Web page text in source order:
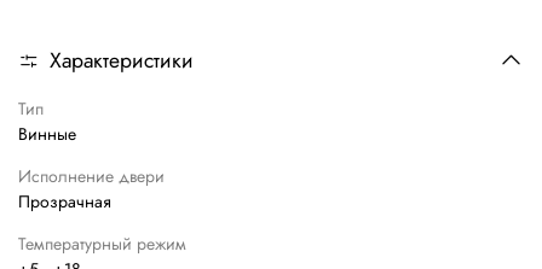
Характеристики
Тип
Винные
Исполнение двери
Прозрачная
Температурный режим